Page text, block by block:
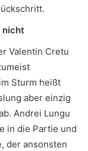
nicht
Valentin Cretu
Sturm heißt
aber einzig
Andrei Lungu
in die Partie und
der ansonsten